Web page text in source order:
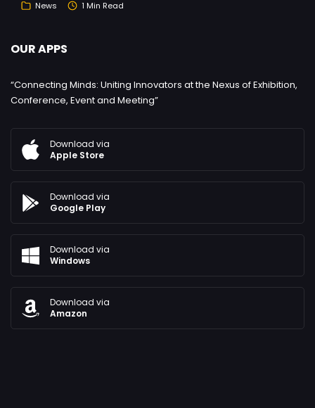
News 1 Min Read
OUR APPS
“Connecting Minds: Uniting Innovators at the Nexus of Exhibition,
Conference, Event and Meeting”
Download via
Apple Store
Download via
Google Play
Download via
Windows
Download via
Amazon